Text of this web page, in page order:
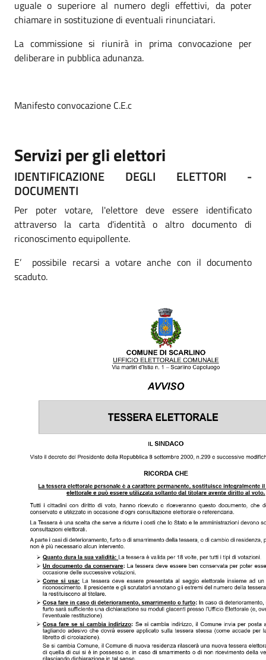
uguale o superiore al numero degli effettivi, da poter
chiamare in sostituzione di eventuali rinunciatari.
La commissione si riunirà in prima convocazione per
deliberare in pubblica adunanza.
Manifesto convocazione C.E.c
Servizi per gli elettori
IDENTIFICAZIONE DEGLI ELETTORI -
DOCUMENTI
Per poter votare, l'elettore deve essere identificato
attraverso la carta d'identità o altro documento di
riconoscimento equipollente.
E’ possibile recarsi a votare anche con il documento
scaduto.